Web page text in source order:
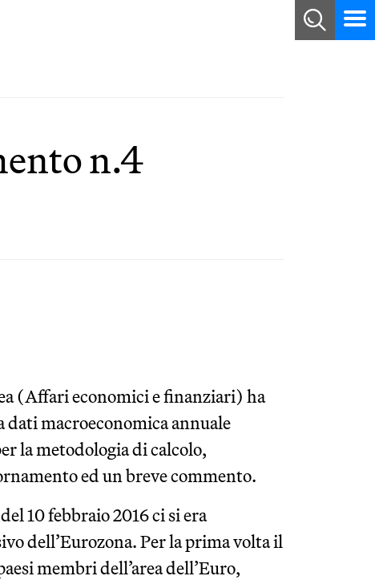
n.4
(Affari economici e finanziari) ha
dati macroeconomica annuale
la metodologia di calcolo,
ed un breve commento.
del 10 febbraio 2016 ci si era
dell’Eurozona. Per la prima volta il
membri dell’area dell’Euro,